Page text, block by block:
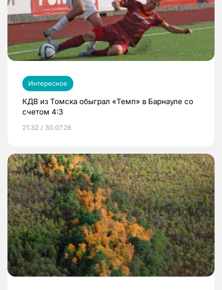
Интересное
КДВ из Томска обыграл «Темп» в Барнауле со
счетом 4:3
21:32 / 30.07.26